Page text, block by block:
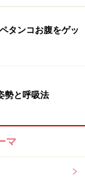
ードを打つ、お
時）に使うの
は言え、毎日必
タンコお腹をゲッ
勢と呼吸法
マ